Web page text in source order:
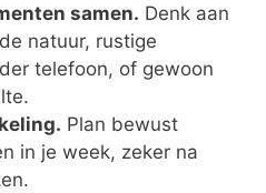
samen. Denk aan
natuur, rustige
telefoon, of gewoon
Plan bewust
in je week, zeker na